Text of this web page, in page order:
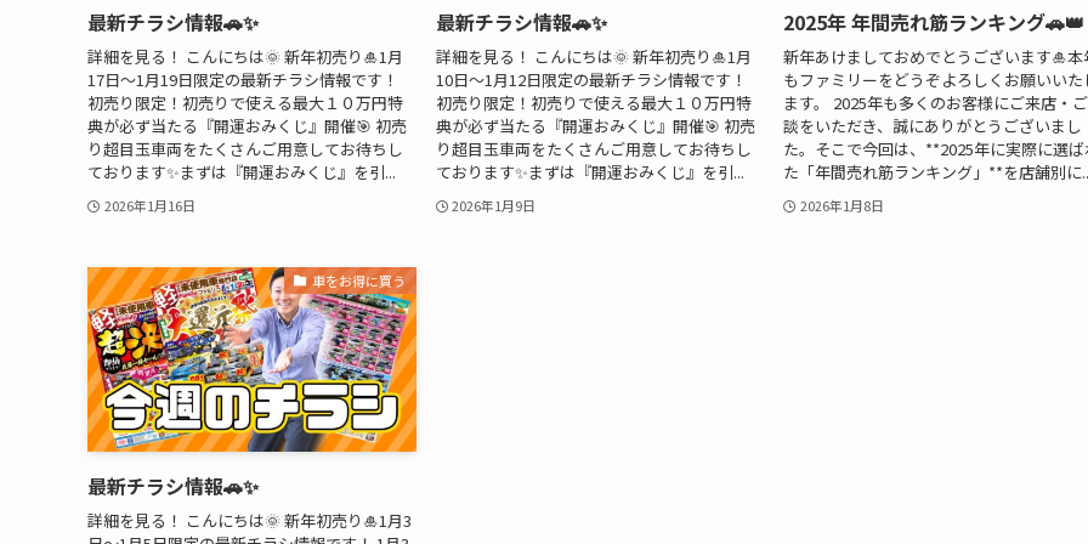
最新チラシ情報🚗✨
詳細を見る！ こんにちは🌞 新年初売り🎍1月
17日～1月19日限定の最新チラシ情報です！
初売り限定！初売りで使える最大１０万円特
典が必ず当たる『開運おみくじ』開催🎯 初売
り超目玉車両をたくさんご用意してお待ちし
ております✨まずは『開運おみくじ』を引...
2026年1月16日
最新チラシ情報🚗✨
詳細を見る！ こんにちは🌞 新年初売り🎍1月
10日～1月12日限定の最新チラシ情報です！
初売り限定！初売りで使える最大１０万円特
典が必ず当たる『開運おみくじ』開催🎯 初売
り超目玉車両をたくさんご用意してお待ちし
ております✨まずは『開運おみくじ』を引...
2026年1月9日
2025年 年間売れ筋ランキング🚗👑
新年あけましておめでとうございます🎍本
もファミリーをどうぞよろしくお願いいた
ます。 2025年も多くのお客様にご来店・
談をいただき、誠にありがとうございまし
た。そこで今回は、**2025年に実際に選
た「年間売れ筋ランキング」**を店舗別に
2026年1月8日
車をお得に買う
最新チラシ情報🚗✨
詳細を見る！ こんにちは🌞 新年初売り🎍1月3